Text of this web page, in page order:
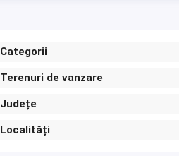
Categorii
Terenuri de vanzare
Județe
Localități